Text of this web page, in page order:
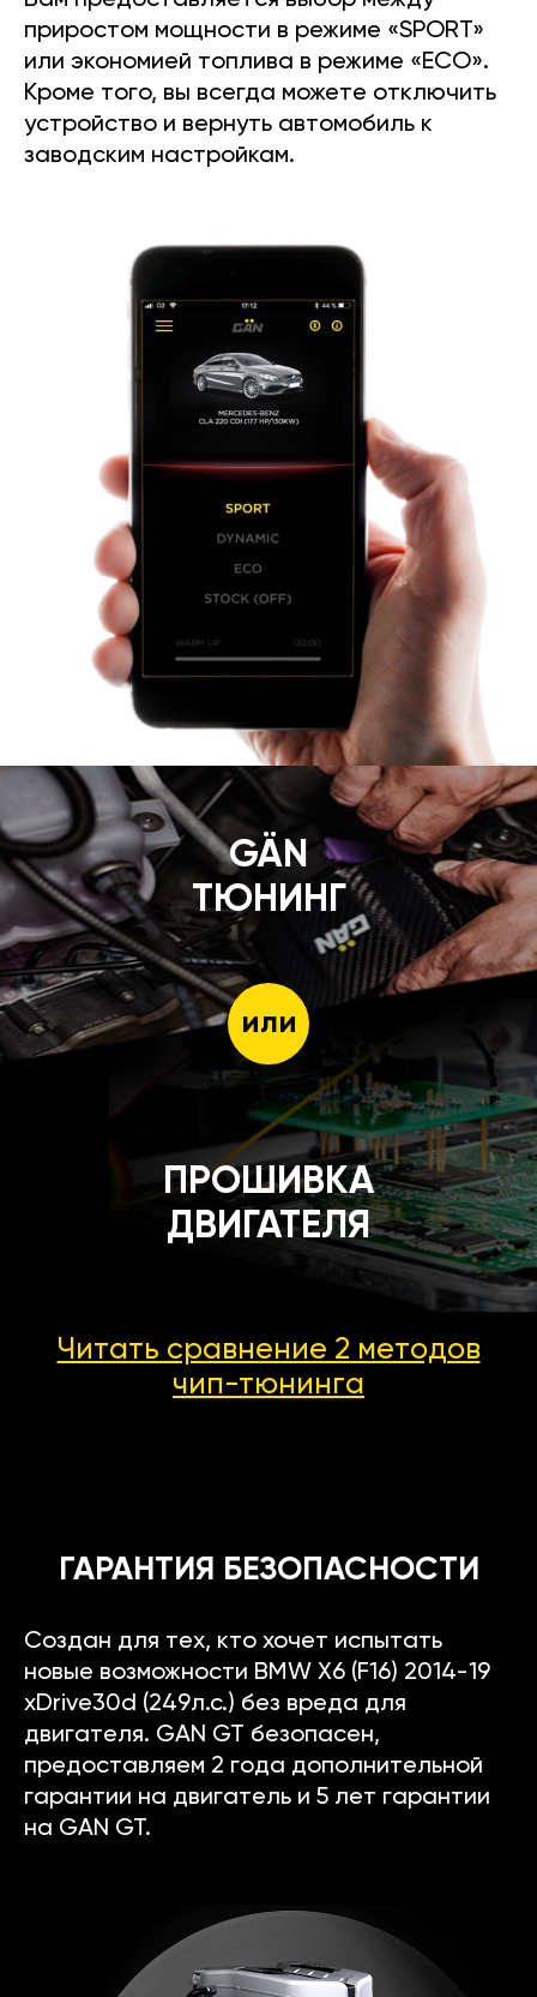
приростом мощности в режиме «SPORT»
или экономией топлива в режиме «ECO».
Кроме того, вы всегда можете отключить
устройство и вернуть автомобиль к
заводским настройкам.
GÄN
ТЮНИНГ
или
ПРОШИВКА
ДВИГАТЕЛЯ
Читать сравнение 2 методов
чип-тюнинга
ГАРАНТИЯ БЕЗОПАСНОСТИ
Создан для тех, кто хочет испытать
новые возможности BMW X6 (F16) 2014-19
xDrive30d (249л.с.) без вреда для
двигателя. GAN GT безопасен,
предоставляем 2 года дополнительной
гарантии на двигатель и 5 лет гарантии
на GAN GT.